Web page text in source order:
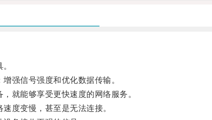
强信号强度和优化数据传输。
就能够享受更快速度的网络服务。
度变慢，甚至是无法连接。